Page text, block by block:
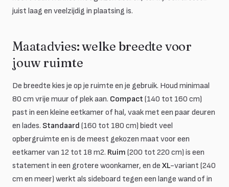
juist laag en veelzijdig in plaatsing is.
Maatadvies: welke breedte voor
jouw ruimte
De breedte kies je op je ruimte en je gebruik. Houd minimaal
80 cm vrije muur of plek aan. Compact (140 tot 160 cm)
past in een kleine eetkamer of hal, vaak met een paar deuren
en lades. Standaard (160 tot 180 cm) biedt veel
opbergruimte en is de meest gekozen maat voor een
eetkamer van 12 tot 18 m2. Ruim (200 tot 220 cm) is een
statement in een grotere woonkamer, en de XL-variant (240
cm en meer) werkt als sideboard tegen een lange wand of in